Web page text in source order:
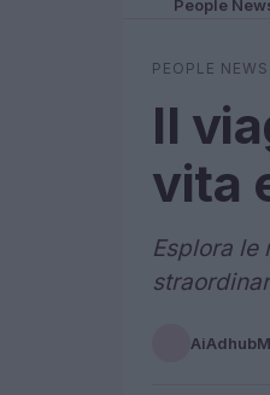
People
PEOPLE NEWS
Il
vita
Esplora le